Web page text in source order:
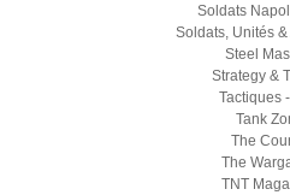
Soldats
Soldats, Unités
Steel
Strategy &
Tactiques -
Tank
The
The
TNT